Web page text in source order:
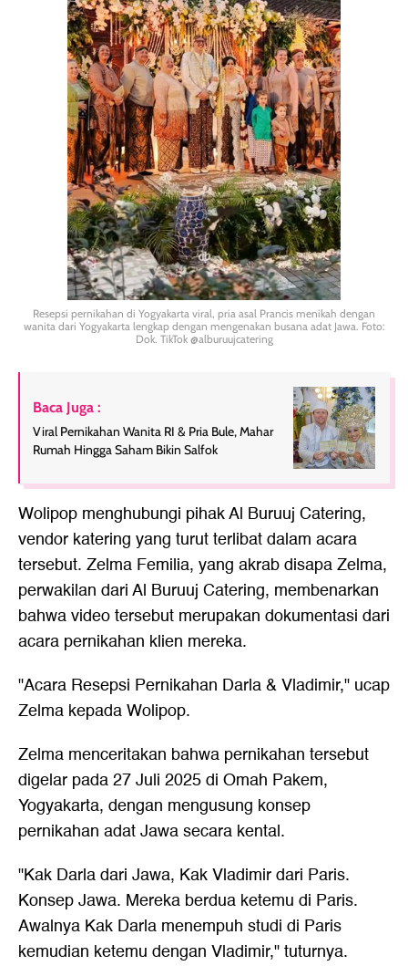
Resepsi pernikahan di Yogyakarta viral, pria asal Prancis menikah dengan
wanita dari Yogyakarta lengkap dengan mengenakan busana adat Jawa. Foto:
Dok. TikTok @alburuujcatering
Baca Juga :
Viral Pernikahan Wanita RI & Pria Bule, Mahar
Rumah Hingga Saham Bikin Salfok
Wolipop menghubungi pihak Al Buruuj Catering,
vendor katering yang turut terlibat dalam acara
tersebut. Zelma Femilia, yang akrab disapa Zelma,
perwakilan dari Al Buruuj Catering, membenarkan
bahwa video tersebut merupakan dokumentasi dari
acara pernikahan klien mereka.
"Acara Resepsi Pernikahan Darla & Vladimir," ucap
Zelma kepada Wolipop.
Zelma menceritakan bahwa pernikahan tersebut
digelar pada 27 Juli 2025 di Omah Pakem,
Yogyakarta, dengan mengusung konsep
pernikahan adat Jawa secara kental.
"Kak Darla dari Jawa, Kak Vladimir dari Paris.
Konsep Jawa. Mereka berdua ketemu di Paris.
Awalnya Kak Darla menempuh studi di Paris
kemudian ketemu dengan Vladimir," tuturnya.